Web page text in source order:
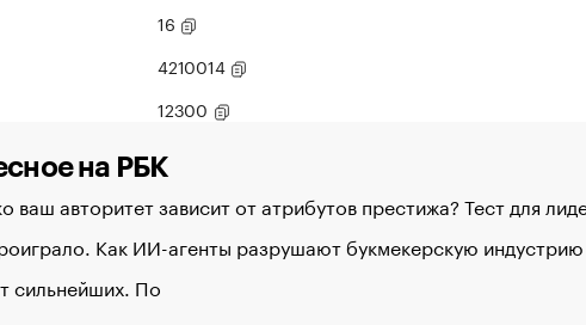
16
4210014
12300
на РБК
ваш авторитет зависит от атрибутов престижа? Тест для
Как ИИ-агенты разрушают букмекерскую индустрию
сильнейших. По